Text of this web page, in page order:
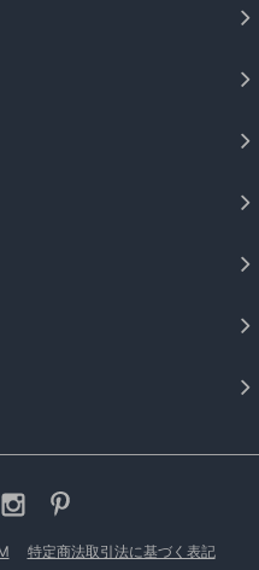
特定商法取引法に基づく表記